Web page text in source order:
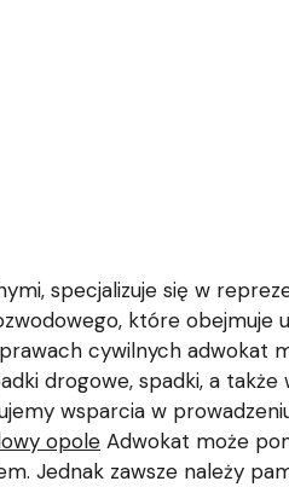
specjalizuje się w
które obejmuje
cywilnych
drogowe, spadki, a
wsparcia w
opole Adwokat może
Jednak zawsze należy